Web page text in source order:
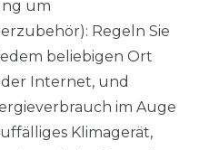
um
Regeln Sie
beliebigen Ort
Internet, und
im Auge
Klimagerät,